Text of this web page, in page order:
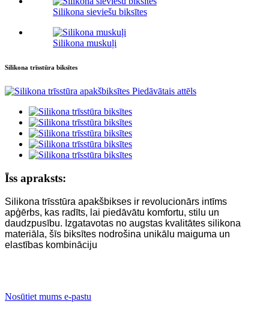
Silikona sieviešu biksītes
Silikona muskuļi
Silikona trīsstūra biksītes
Īss apraksts:
Silikona trīsstūra apakšbikses ir revolucionārs intīms
apģērbs, kas radīts, lai piedāvātu komfortu, stilu un
daudzpusību. Izgatavotas no augstas kvalitātes silikona
materiāla, šīs biksītes nodrošina unikālu maiguma un
elastības kombināciju
Nosūtiet mums e-pastu